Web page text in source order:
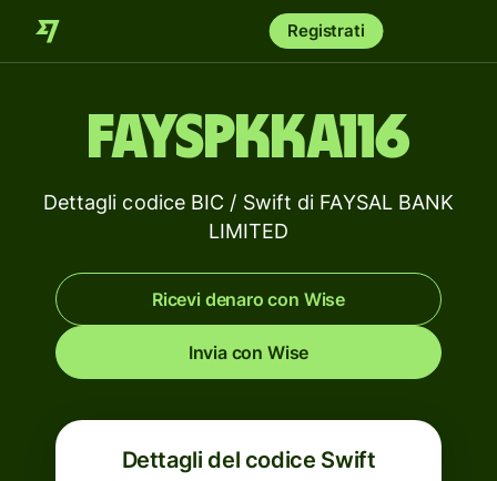
Registrati
FAYSPKKA116
Dettagli codice BIC / Swift di FAYSAL BANK
LIMITED
Ricevi denaro con Wise
Invia con Wise
Dettagli del codice Swift